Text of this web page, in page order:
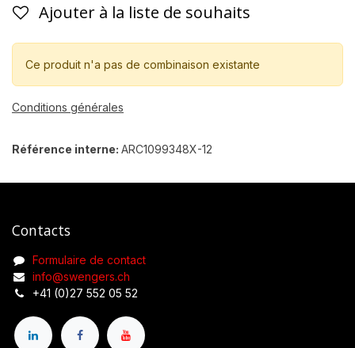
Ajouter à la liste de souhaits
Ce produit n'a pas de combinaison existante
Conditions générales
Référence interne: ARC1099348X-12
Contacts
Formulaire de contact
info@swengers.ch
+41 (0)27 552 05 52